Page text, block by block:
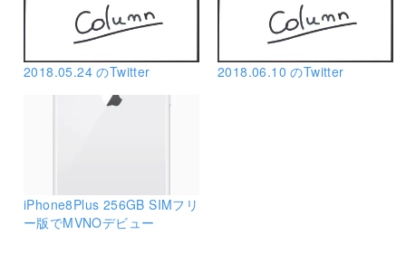
2018.05.24 のTwitter 2018.06.10 のTwitter
iPhone8Plus 256GB SIMフリ
ー版でMVNOデビュー